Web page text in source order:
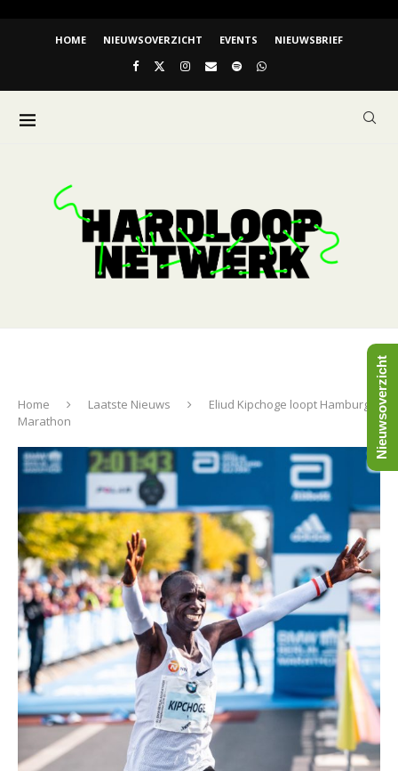
HOME NIEUWSOVERZICHT EVENTS NIEUWSBRIEF
Home Laatste Nieuws
Eliud Kipchoge loopt Hamburg
Marathon
Nieuwsoverzicht